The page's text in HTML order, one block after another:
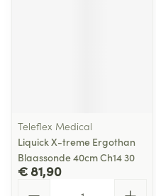
Teleflex Medical
Liquick X-treme Ergothan
Blaassonde 40cm Ch14 30
€ 81,90